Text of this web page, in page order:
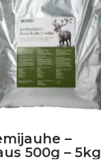
–
500g – 5kg